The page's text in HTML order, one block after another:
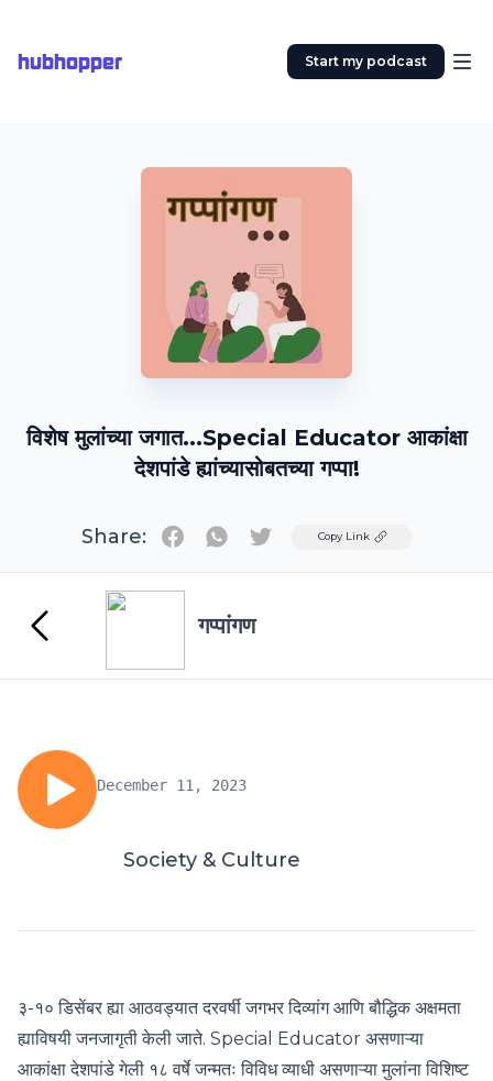
hubhopper Start my podcast
विशेष मुलांच्या जगात...Special Educator आकांक्षा
देशपांडे ह्यांच्यासोबतच्या गप्पा!
Share: TwitterCopy Link
गप्पांगण
December 11, 2023
Society & Culture
३-१० डिसेंबर ह्या आठवड्यात दरवर्षी जगभर दिव्यांग आणि बौद्धिक अक्षमता
ह्याविषयी जनजागृती केली जाते. Special Educator असणाऱ्या
आकांक्षा देशपांडे गेली १८ वर्षे जन्मतः विविध व्याधी असणाऱ्या मुलांना विशिष्ट